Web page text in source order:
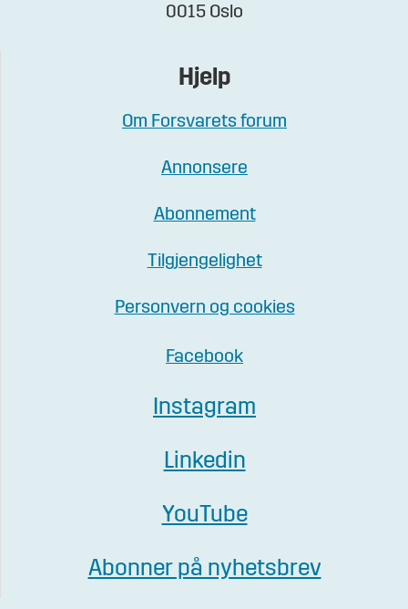
0015 Oslo
Hjelp
Om Forsvarets forum
Annonsere
Abonnement
Tilgjengelighet
Personvern og cookies
Facebook
Instagram
Linkedin
YouTube
Abonner på nyhetsbrev